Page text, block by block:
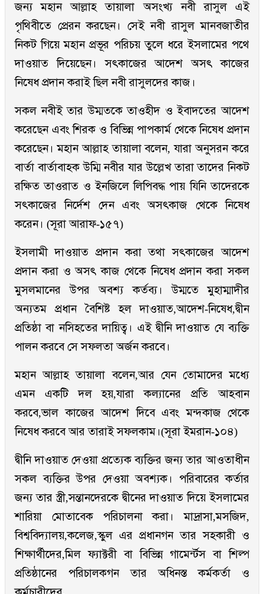
জন্য মহান আল্লাহ তায়ালা অসংখ্য নবী রাসুল এই
পৃথিবীতে প্রেরন করছেন। সেই নবী রাসুল মানবজাতীর
নিকট গিয়ে মহান প্রভূর পরিচয় তুলে ধরে ইসলামের পথে
দাওয়াত দিয়েছেন। সৎকাজের আদেশ অসৎ কাজের
নিষেধ প্রদান করাই ছিল নবী রাসুলদের কাজ।
সকল নবীই তার উম্মতকে তাওহীদ ও ইবাদতের আদেশ
করেছেন এবং শিরক ও বিভিন্ন পাপকার্ম থেকে নিষেধ প্রদান
করেছেন। মহান আল্লাহ তায়ালা বলেন, যারা অনুসরন করে
বার্তা বার্তাবাহক উম্মি নবীর যার উল্লেখ তারা তাদের নিকট
রক্ষিত তাওরাত ও ইনজিলে লিপিবদ্ধ পায় যিনি তাদেরকে
সৎকাজের নির্দেশ দেন এবং অসৎকাজ থেকে নিষেধ
করেন। (সূরা আরাফ-১৫৭)
ইসলামী দাওয়াত প্রদান করা তথা সৎকাজের আদেশ
প্রদান করা ও অসৎ কাজ থেকে নিষেধ প্রদান করা সকল
মুসলমানের উপর অবশ্য কর্তব্য। উম্মতে মুহাম্মাদীর
অন্যতম প্রধান বৈশিষ্ট হল দাওয়াত,আদেশ-নিষেধ,দ্বীন
প্রতিষ্ঠা বা নসিহতের দায়িত্ব। এই দ্বীনি দাওয়াত যে ব্যক্তি
পালন করবে সে সফলতা অর্জন করবে।
মহান আল্লাহ তায়ালা বলেন,আর যেন তোমাদের মধ্যে
এমন একটি দল হয়,যারা কল্যানের প্রতি আহবান
করবে,ভাল কাজের আদেশ দিবে এবং মন্দকাজ থেকে
নিষেধ করবে আর তারাই সফলকাম।(সূরা ইমরান-১০৪)
দ্বীনি দাওয়াত দেওয়া প্রত্যেক ব্যক্তির জন্য তার আওতাধীন
সকল ব্যক্তির উপর দেওয়া অবশ্যক। পরিবারের কর্তার
জন্য তার স্ত্রী,সন্তানদেরকে দ্বীনের দাওয়াত দিয়ে ইসলামের
শারিয়া মোতাবেক পরিচালনা করা। মাদ্রাসা,মসজিদ,
বিশ্ববিদ্যালয়,কলেজ,স্কুল এর প্রধানগন তার সহকারী ও
শিক্ষার্থীদের,মিল ফ্যাক্টরী বা বিভিন্ন গামের্ন্টস বা শিল্প
প্রতিষ্ঠানের পরিচালকগন তার অধিনস্ত কর্মকর্তা ও